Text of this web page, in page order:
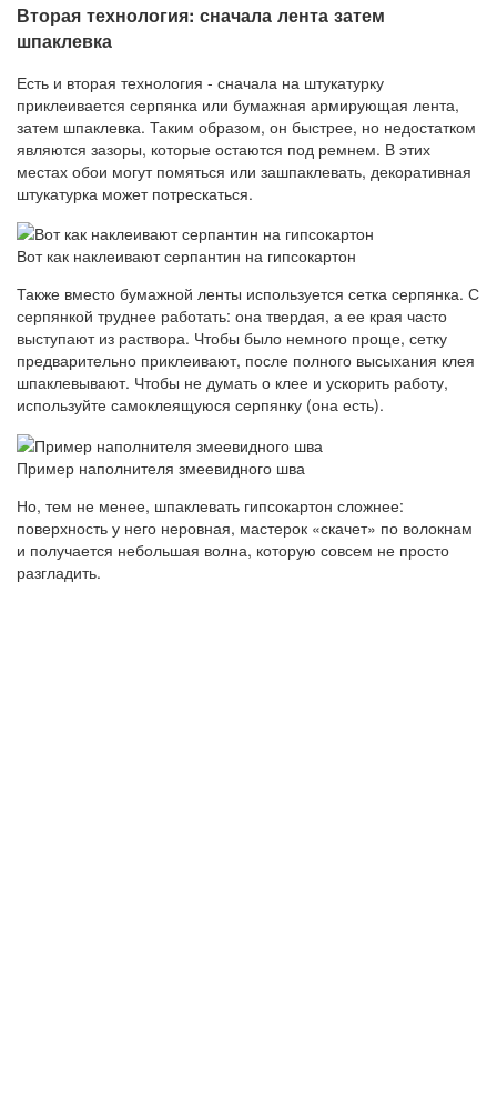
Вторая технология: сначала лента затем
шпаклевка
Есть и вторая технология - сначала на штукатурку
приклеивается серпянка или бумажная армирующая лента,
затем шпаклевка. Таким образом, он быстрее, но недостатком
являются зазоры, которые остаются под ремнем. В этих
местах обои могут помяться или зашпаклевать, декоративная
штукатурка может потрескаться.
Вот как наклеивают серпантин на гипсокартон
Также вместо бумажной ленты используется сетка серпянка. С
серпянкой труднее работать: она твердая, а ее края часто
выступают из раствора. Чтобы было немного проще, сетку
предварительно приклеивают, после полного высыхания клея
шпаклевывают. Чтобы не думать о клее и ускорить работу,
используйте самоклеящуюся серпянку (она есть).
Пример наполнителя змеевидного шва
Но, тем не менее, шпаклевать гипсокартон сложнее:
поверхность у него неровная, мастерок «скачет» по волокнам
и получается небольшая волна, которую совсем не просто
разгладить.